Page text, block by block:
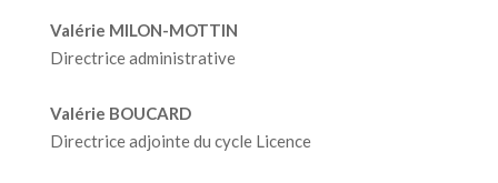
Valérie MILON-MOTTIN
Directrice administrative
Valérie BOUCARD
Directrice adjointe du cycle Licence